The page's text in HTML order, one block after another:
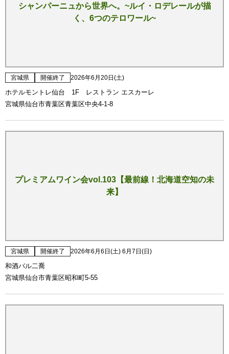
シャンパーニュから世界へ。~ルイ・ロデレールが描
く、6つのテロワール~
宮城県 開催終了 2026年6月20日(土)
ホテルモントレ仙台 1F レストラン エスカーレ
宮城県仙台市青葉区青葉区中央4-1-8
プレミアムワイン会vol.103【最前線！北海道空知の未
来】
宮城県 開催終了 2026年6月6日(土) 6月7日(日)
和酒バル二喬
宮城県仙台市青葉区昭和町5-55